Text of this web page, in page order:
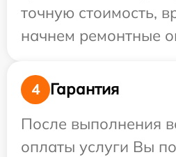
точную стоимость,
начнем ремонтные
4
Гарантия
После выполнения
оплаты услуги Вы